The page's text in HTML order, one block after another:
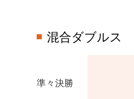
混合ダブルス
準々決勝